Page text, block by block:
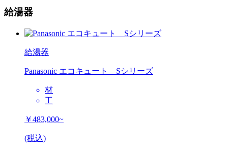
給湯器
給湯器
Panasonic エコキュート Sシリーズ
材
工
￥483,000~
(税込)